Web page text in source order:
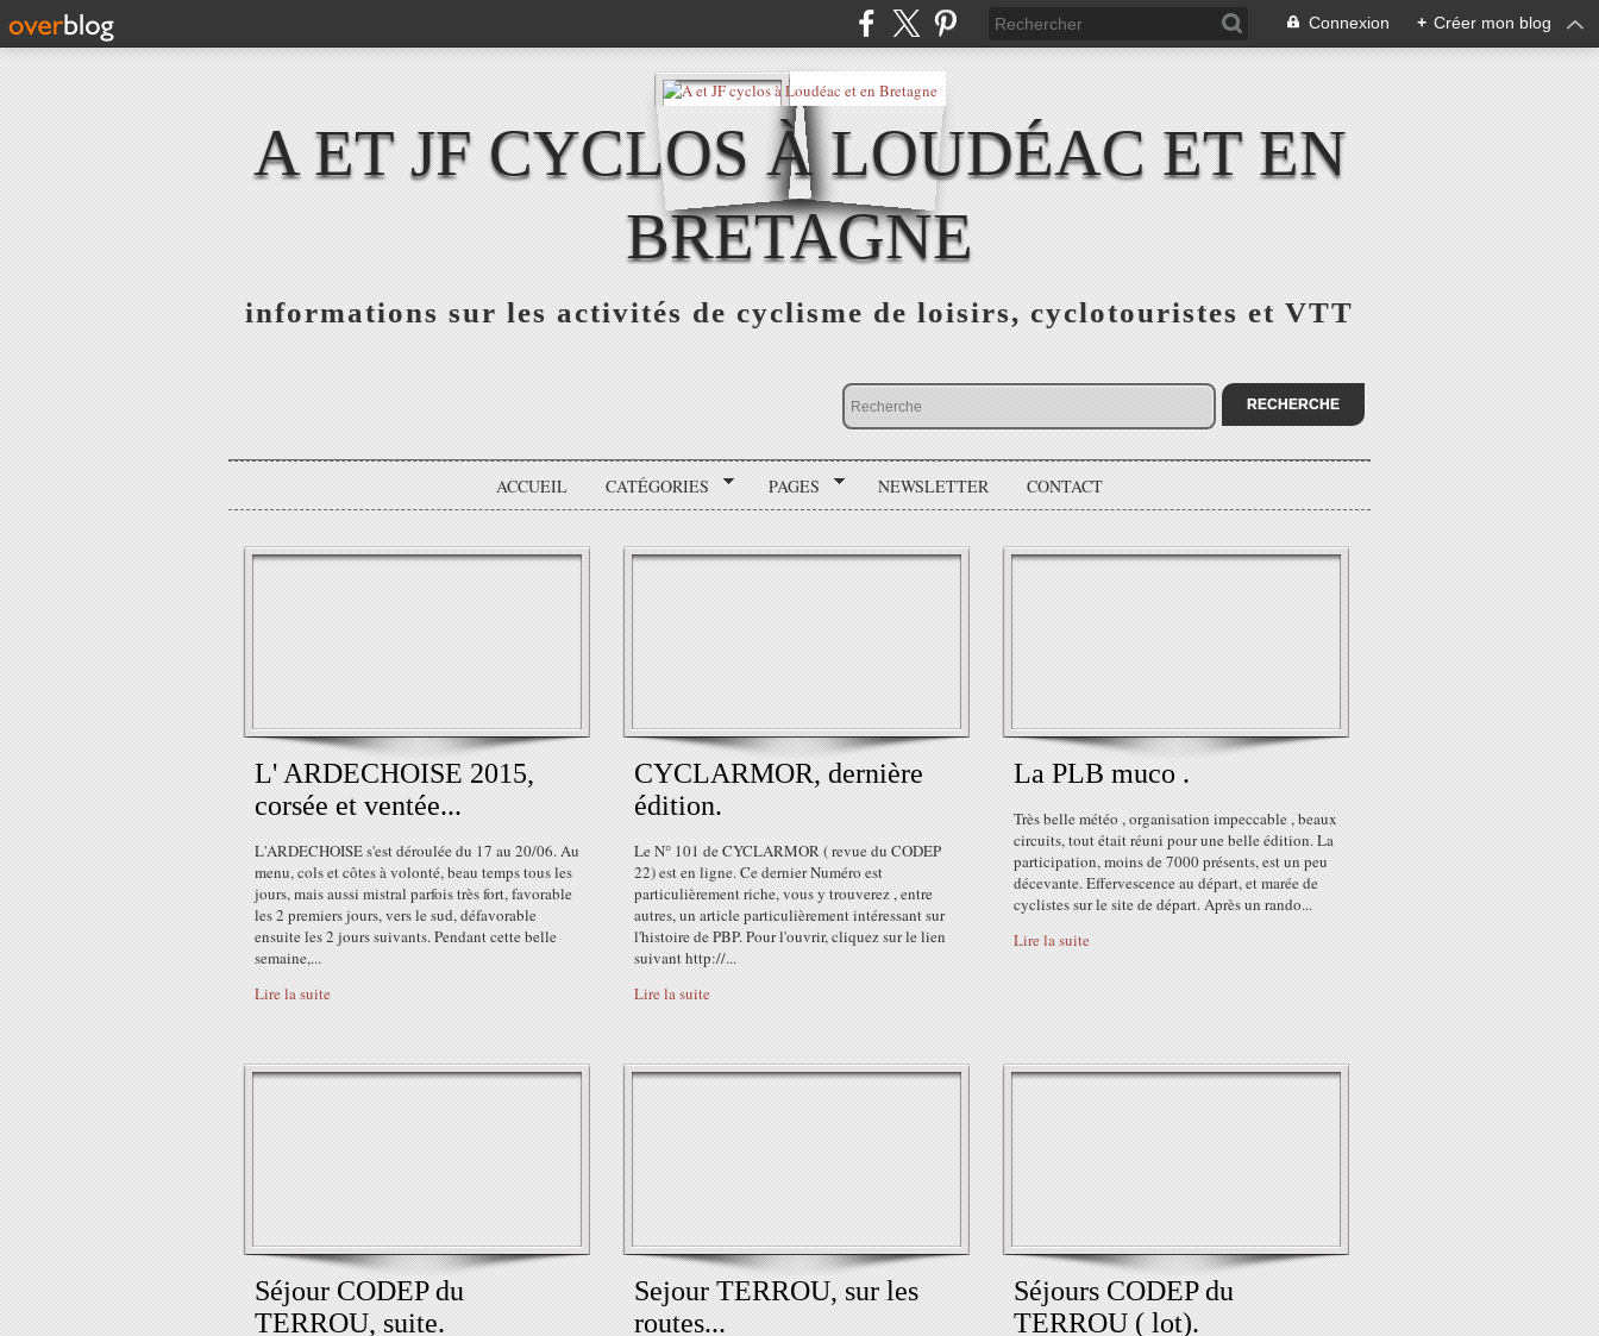
Connexion + Créer mon blog
A ET JF CYCLOS À LOUDÉAC ET EN
BRETAGNE
informations sur les activités de cyclisme de loisirs, cyclotouristes et VTT
ACCUEIL CATÉGORIES PAGES NEWSLETTER CONTACT
L' ARDECHOISE 2015,
corsée et ventée...
L'ARDECHOISE s'est déroulée du 17 au 20/06. Au
menu, cols et côtes à volonté, beau temps tous les
jours, mais aussi mistral parfois très fort, favorable
les 2 premiers jours, vers le sud, défavorable
ensuite les 2 jours suivants. Pendant cette belle
semaine,...
Lire la suite
CYCLARMOR, dernière
édition.
Le N° 101 de CYCLARMOR ( revue du CODEP
22) est en ligne. Ce dernier Numéro est
particulièrement riche, vous y trouverez , entre
autres, un article particulièrement intéressant sur
l'histoire de PBP. Pour l'ouvrir, cliquez sur le lien
suivant http://...
Lire la suite
La PLB muco .
Très belle météo , organisation impeccable , beaux
circuits, tout était réuni pour une belle édition. La
participation, moins de 7000 présents, est un peu
décevante. Effervescence au départ, et marée de
cyclistes sur le site de départ. Après un rando...
Lire la suite
Séjour CODEP du
TERROU, suite.
Sejour TERROU, sur les
routes...
Séjours CODEP du
TERROU ( lot).